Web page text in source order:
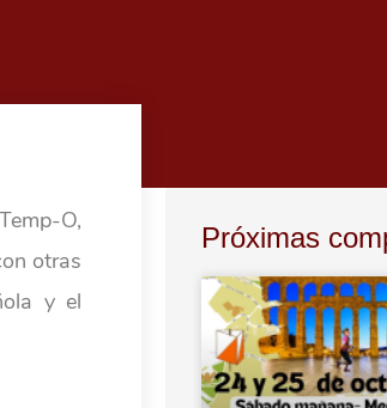
O,
otras
y el
Próximas